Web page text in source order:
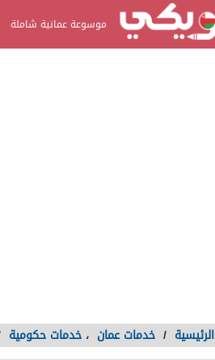
موسوعة عمانية شاملة
الرئيسية / خدمات عمان ، خدمات حكومية